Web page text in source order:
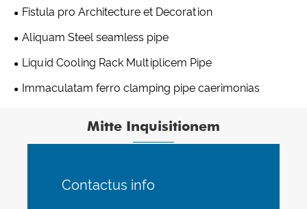
Fistula pro Architecture et Decoration
Aliquam Steel seamless pipe
Liquid Cooling Rack Multiplicem Pipe
Immaculatam ferro clamping pipe caerimonias
Mitte Inquisitionem
Contactus info